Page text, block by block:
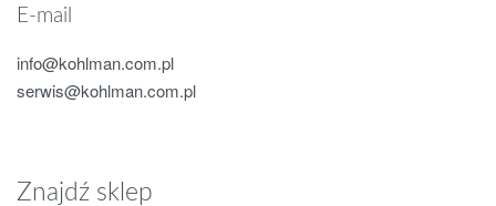
E-mail
info@kohlman.com.pl
serwis@kohlman.com.pl
Znajdź sklep